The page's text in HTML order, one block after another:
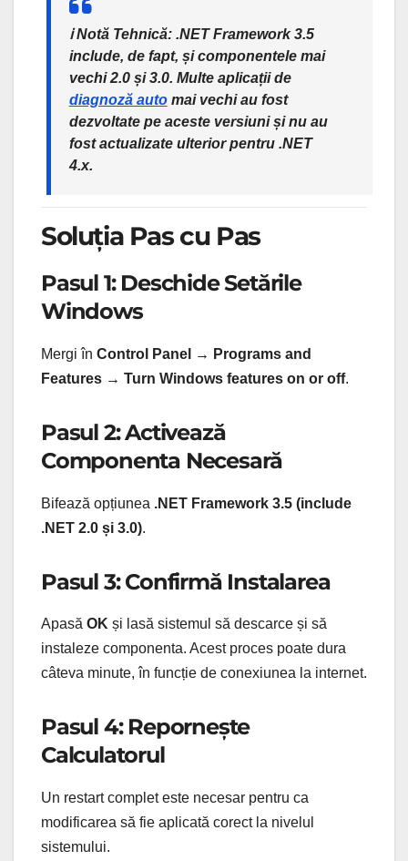
ℹ️ Notă Tehnică: .NET Framework 3.5
include, de fapt, și componentele mai
vechi 2.0 și 3.0. Multe aplicații de
diagnoză automai vechi au fost
dezvoltate pe aceste versiuni și nu au
fost actualizate ulterior pentru .NET
4.x.
Soluția Pas cu Pas
Pasul 1: Deschide Setările
Windows
Mergi în Control Panel → Programs and
Features → Turn Windows features on or off.
Pasul 2: Activează
Componenta Necesară
Bifează opțiunea .NET Framework 3.5 (include
.NET 2.0 și 3.0).
Pasul 3: Confirmă Instalarea
Apasă OK și lasă sistemul să descarce și să
instaleze componenta. Acest proces poate dura
câteva minute, în funcție de conexiunea la internet.
Pasul 4: Repornește
Calculatorul
Un restart complet este necesar pentru ca
modificarea să fie aplicată corect la nivelul
sistemului.